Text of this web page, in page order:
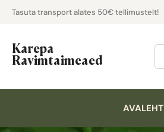
Tasuta transport alates 50€ tellimustelt!
Karepa
Ravimtaimeaed
AVALEHT